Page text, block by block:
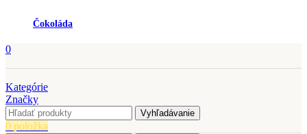
Čokoláda
0
Kategórie
Značky
Vyhľadávanie
0 položka